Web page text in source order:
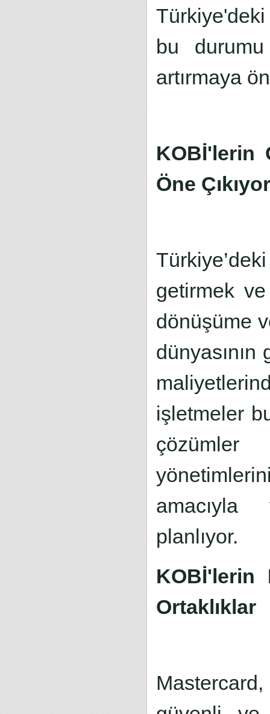
bu
artırmaya
KOBİ'lerin
Öne Çıkıyor
getirmek
dönüşüme
işletmeler
çözümler
amacıyla
planlıyor.
KOBİ'lerin
Ortaklıklar